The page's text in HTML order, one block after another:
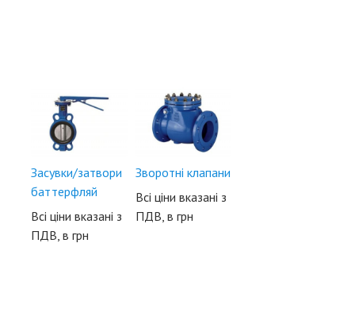
Засувки/затвори
баттерфляй
Всі ціни вказані з
ПДВ, в грн
Зворотні клапани
Всі ціни вказані з
ПДВ, в грн